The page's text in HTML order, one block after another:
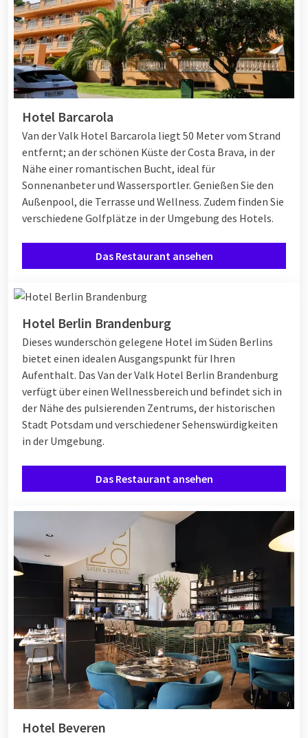
Hotel Barcarola
Van der Valk Hotel Barcarola liegt 50 Meter vom Strand
entfernt; an der schönen Küste der Costa Brava, in der
Nähe einer romantischen Bucht, ideal für
Sonnenanbeter und Wassersportler. Genießen Sie den
Außenpool, die Terrasse und Wellness. Zudem finden Sie
verschiedene Golfplätze in der Umgebung des Hotels.
Das Restaurant ansehen
Hotel Berlin Brandenburg
Dieses wunderschön gelegene Hotel im Süden Berlins
bietet einen idealen Ausgangspunkt für Ihren
Aufenthalt. Das Van der Valk Hotel Berlin Brandenburg
verfügt über einen Wellnessbereich und befindet sich in
der Nähe des pulsierenden Zentrums, der historischen
Stadt Potsdam und verschiedener Sehenswürdigkeiten
in der Umgebung.
Das Restaurant ansehen
Hotel Beveren